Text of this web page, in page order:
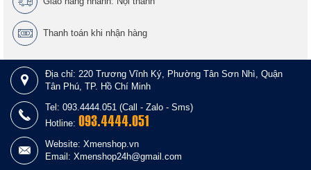
Thanh toán khi nhận hàng
Địa chỉ: 220 Trương Vĩnh Ký, Phường Tân Sơn Nhì, Quận
Tân Phú, TP. Hồ Chí Minh
Tel: 093.4444.051 (Call - Zalo - Sms)
Hotline: 093.4444.051
Website: Xmenshop.vn
Email: Xmenshop24h@gmail.com